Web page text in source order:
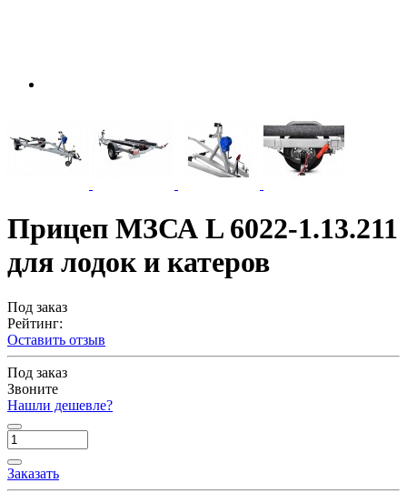
Прицеп МЗСА L 6022-1.13.211
для лодок и катеров
Под заказ
Рейтинг:
Оставить отзыв
Под заказ
Звоните
Нашли дешевле?
Заказать